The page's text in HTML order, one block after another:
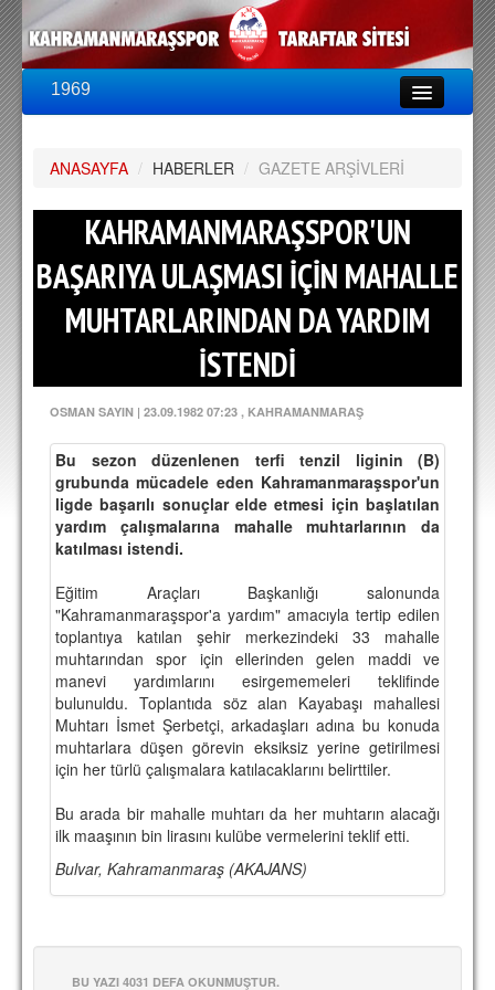
1969
PUAN DURUMU
FİKSTÜR
A TAKIM KADROSU
TEKNİK KADRO
BİLETLER
DEPLASMAN
LİSANSLI ÜRÜNLER
MULTİMEDYA
FOTOĞRAF & VİDEOLAR
MARŞ & TEZAHÜRATLAR
KULÜP
AMBLEM
YÖNETİM KURULU
TARİHÇE
ANASAYFA / HABERLER / GAZETE ARŞİVLERİ
KAHRAMANMARAŞSPOR'UN
BAŞARIYA ULAŞMASI İÇİN MAHALLE
MUHTARLARINDAN DA YARDIM
İSTENDİ
OSMAN SAYIN | 23.09.1982 07:23 , KAHRAMANMARAŞ
Bu sezon düzenlenen terfi tenzil liginin (B)
grubunda mücadele eden Kahramanmaraşspor'un
ligde başarılı sonuçlar elde etmesi için başlatılan
yardım çalışmalarına mahalle muhtarlarının da
katılması istendi.
Eğitim Araçları Başkanlığı salonunda
"Kahramanmaraşspor'a yardım" amacıyla tertip edilen
toplantıya katılan şehir merkezindeki 33 mahalle
muhtarından spor için ellerinden gelen maddi ve
manevi yardımlarını esirgememeleri teklifinde
bulunuldu. Toplantıda söz alan Kayabaşı mahallesi
Muhtarı İsmet Şerbetçi, arkadaşları adına bu konuda
muhtarlara düşen görevin eksiksiz yerine getirilmesi
için her türlü çalışmalara katılacaklarını belirttiler.
Bu arada bir mahalle muhtarı da her muhtarın alacağı
ilk maaşının bin lirasını kulübe vermelerini teklif etti.
Bulvar, Kahramanmaraş (AKAJANS)
BU YAZI 4031 DEFA OKUNMUŞTUR.